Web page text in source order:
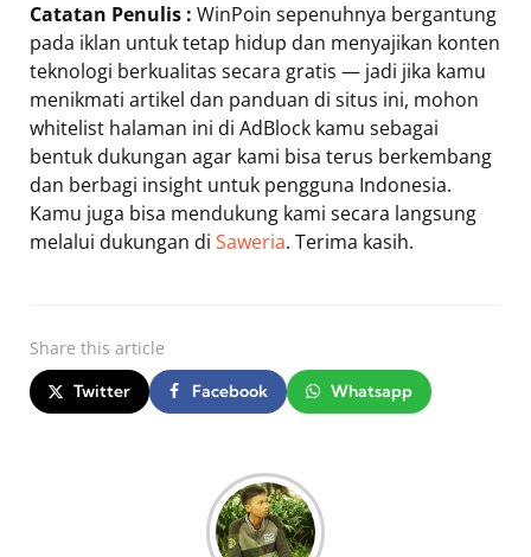
Catatan Penulis : WinPoin sepenuhnya bergantung
pada iklan untuk tetap hidup dan menyajikan konten
teknologi berkualitas secara gratis — jadi jika kamu
menikmati artikel dan panduan di situs ini, mohon
whitelist halaman ini di AdBlock kamu sebagai
bentuk dukungan agar kami bisa terus berkembang
dan berbagi insight untuk pengguna Indonesia.
Kamu juga bisa mendukung kami secara langsung
melalui dukungan di Saweria. Terima kasih.
Share this article
Twitter Facebook Whatsapp